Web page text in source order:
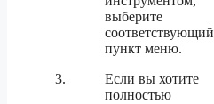
выберите
соответствующий
пункт меню.
Если вы хотите
полностью